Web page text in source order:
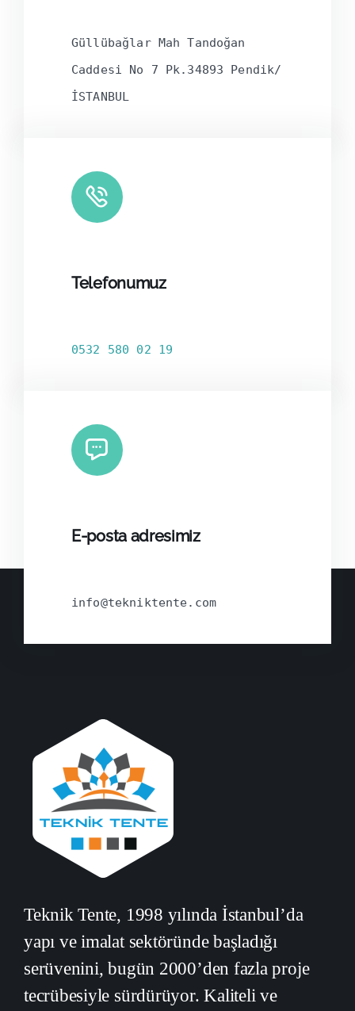
Güllübağlar Mah Tandoğan
Caddesi No 7 Pk.34893 Pendik/
İSTANBUL
Telefonumuz
0532 580 02 19
E-posta adresimiz
info@tekniktente.com
Teknik Tente, 1998 yılında İstanbul’da
yapı ve imalat sektöründe başladığı
serüvenini, bugün 2000’den fazla proje
tecrübesiyle sürdürüyor. Kaliteli ve